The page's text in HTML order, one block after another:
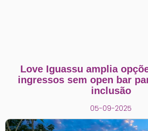
Love Iguassu amplia
ingressos sem open bar
inclusão
05-09-2025